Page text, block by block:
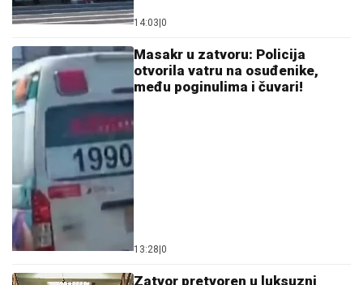
14:03 0
Masakr u zatvoru: Policija
otvorila vatru na osuđenike,
među poginulima i čuvari!
13:28 0
Zatvor pretvoren u luksuzni